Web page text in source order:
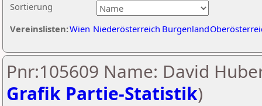
Sortierung
Vereinslisten:Wien Niederösterreich Burgenland
Pnr:105609 Name: David
Grafik Partie-Statistik)